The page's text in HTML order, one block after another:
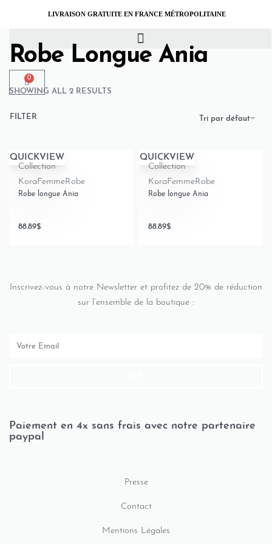
LIVRAISON GRATUITE EN FRANCE MÉTROPOLITAINE
0
Robe Longue Ania
SHOWING ALL 2 RESULTS
Tri par défaut
FILTER
QUICKVIEW
Collection
KoraFemmeRobe
Robe longue Ania
88.89$
QUICKVIEW
Collection
KoraFemmeRobe
Robe longue Ania
88.89$
Inscrivez-vous à notre Newsletter et profitez de 20% de réduction
sur l’ensemble de la boutique :
Paiement en 4x sans frais avec notre partenaire
paypal
Presse
Contact
Mentions Légales